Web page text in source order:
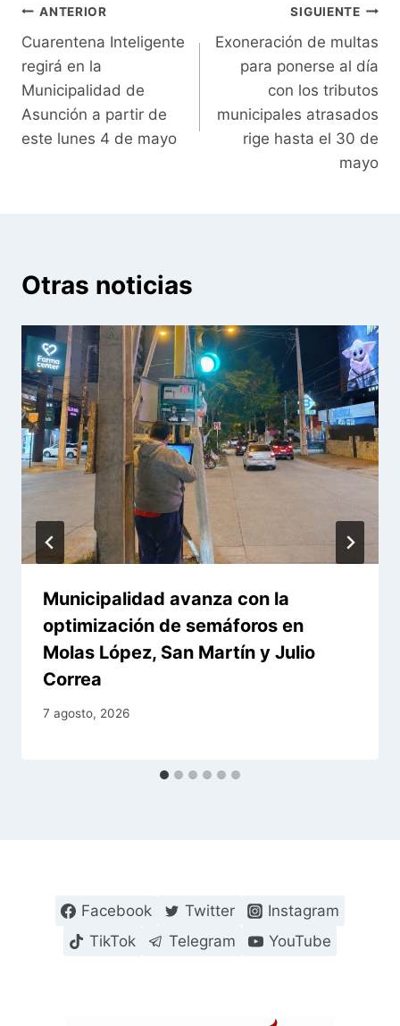
Navegación
de
entradas
ANTERIOR
Cuarentena Inteligente
regirá en la
Municipalidad de
Asunción a partir de
este lunes 4 de mayo
SIGUIENTE
Exoneración de multas
para ponerse al día
con los tributos
municipales atrasados
rige hasta el 30 de
mayo
Otras noticias
Municipalidad avanza con la
optimización de semáforos en
Molas López, San Martín y Julio
Correa
7 agosto, 2026
Facebook Twitter
Instagram
TikTok
Telegram YouTube